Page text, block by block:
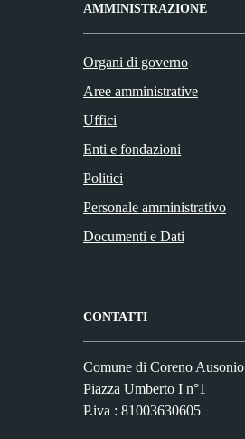
AMMINISTRAZIONE
Organi di governo
Aree amministrative
Uffici
Enti e fondazioni
Politici
Personale amministrativo
Documenti e Dati
CONTATTI
Comune di Coreno Ausonio
Piazza Umberto I n°1
P.iva : 81003630605